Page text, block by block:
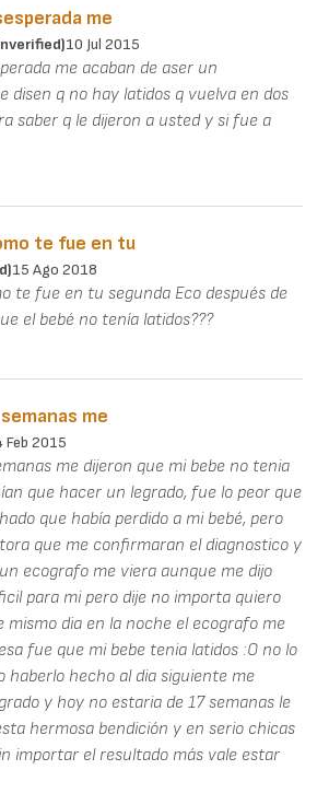
me
10 Jul 2015
me acaban de aser un
disen q no hay latidos q vuelva en dos
saber q le dijeron a usted y si fue a
te fue en tu
15 Ago 2018
te fue en tu segunda Eco después de
el bebé no tenía latidos???
me
Feb 2015
me dijeron que mi bebe no tenia
que hacer un legrado, fue lo peor que
que había perdido a mi bebé, pero
que me confirmaran el diagnostico y
ecografo me viera aunque me dijo
para mi pero dije no importa quiero
mismo dia en la noche el ecografo me
fue que mi bebe tenia latidos :O no lo
haberlo hecho al dia siguiente me
y hoy no estaria de 17 semanas le
hermosa bendición y en serio chicas
importar el resultado más vale estar